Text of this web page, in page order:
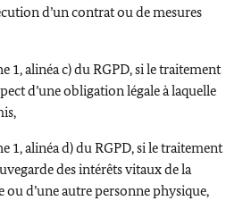
d’un contrat ou de mesures
1, alinéa c) du RGPD, si le traitement
d’une obligation légale à laquelle
1, alinéa d) du RGPD, si le traitement
des intérêts vitaux de la
ou d’une autre personne physique,